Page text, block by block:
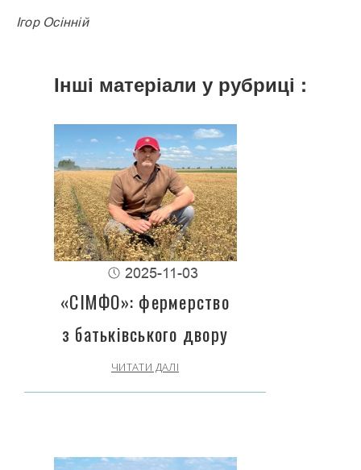
Ігор Осінній
Інші матеріали у рубриці :
2025-11-03
«СІМФО»: фермерство
з батьківського двору
ЧИТАТИ ДАЛІ